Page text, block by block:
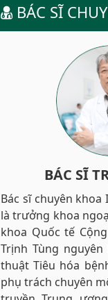
BÁC SĨ
BÁC SĨ
Bác sĩ chuyên
là trưởng khoa
khoa Quốc tế
Trịnh Tùng
thuật Tiêu hóa
phụ trách chuyên